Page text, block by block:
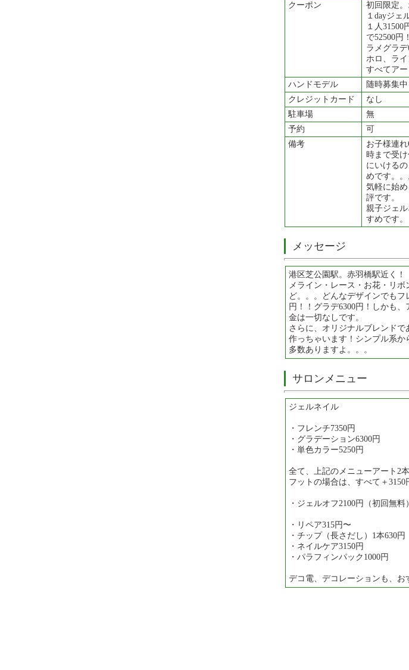
クーポン
初回限定。
１dayジェ
１人31500
で52500円！
ラメグラ
ホロ、ラ
すべてア
ハンドモデル
随時募集中
クレジットカード
なし
駐車場
無
予約
可
備考
お子様連
時まで受
にいける
めです。。
気軽に始
評です。
親子ジェ
すめです。
メッセージ
港区芝公園駅。赤羽橋駅近く
メライン・レース・お花・リ
ど。。。どんなデザインでもフ
円！！グラデ6300円！しかも
金は一切なしです。
さらに、オリジナルブレンド
作っちゃいます！シンプル系
多数ありますよ。。。
サロンメニュー
ジェルネイル
・フレンチ7350円
・グラデーション6300円
・単色カラー5250円
全て、上記のメニューアート2本
フットの場合は、すべて＋3150
・ジェルオフ2100円（初回無料）
・リペア315円〜
・チップ（長さだし）1本630円
・ネイルケア3150円
・パラフィンパック1000円
デコ電、デコレーションも、お